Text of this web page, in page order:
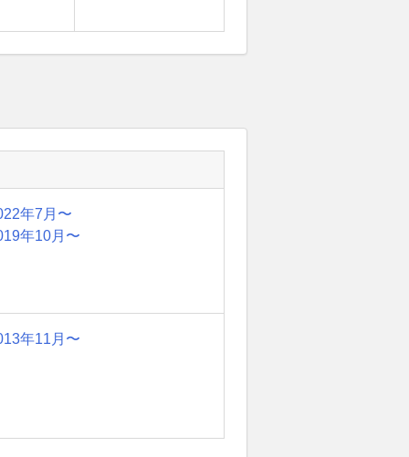
年7月〜
年10月〜
年11月〜